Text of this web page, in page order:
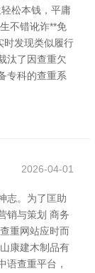
松本钱，平庸
不错讹诈**免
时发现类似履行
汰了因查重欠
专科的查重系
2026-04-01
志。为了匡助
销与策划 商务
重网站应时而
康建木制品有
语查重平台，